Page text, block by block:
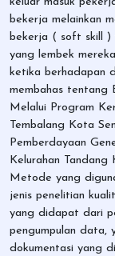
bekerja melainkan
bekerja ( soft skill )
yang lembek
ketika berhadapan
membahas tentang
Melalui Program
Tembalang Kota
Pemberdayaan
Kelurahan Tandang
Metode yang
jenis penelitian
yang didapat dari
pengumpulan data,
dokumentasi yang